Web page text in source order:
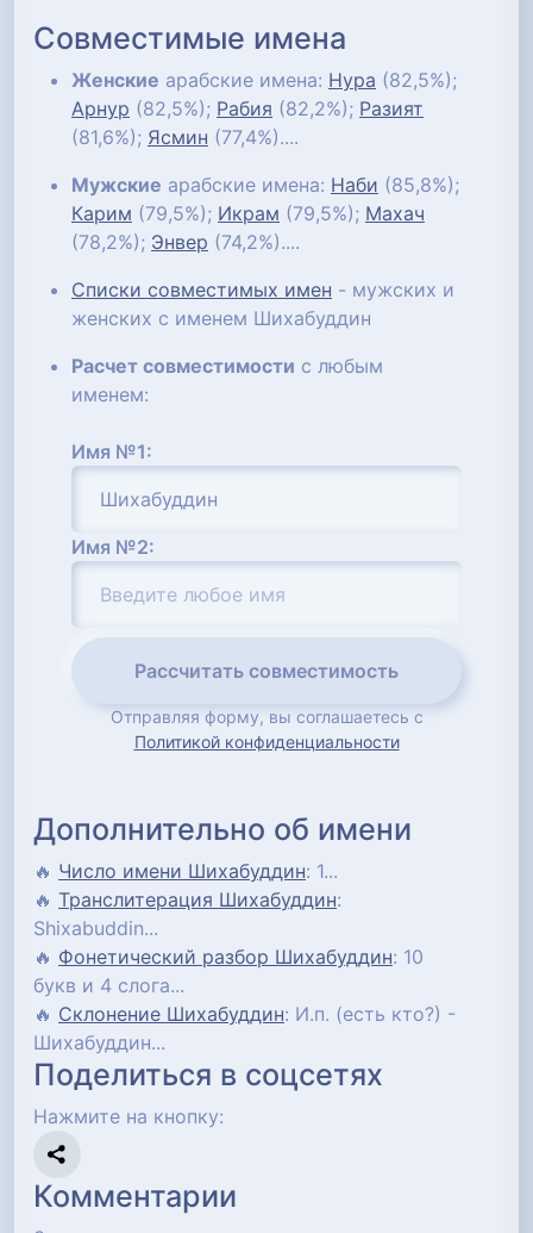
Совместимые имена
Женские арабские имена: Нура (82,5%);
Арнур (82,5%); Рабия (82,2%); Разият
(81,6%); Ясмин (77,4%)....
Мужские арабские имена: Наби (85,8%);
Карим (79,5%); Икрам (79,5%); Махач
(78,2%); Энвер (74,2%)....
Списки совместимых имен - мужских и
женских с именем Шихабуддин
Расчет совместимости с любым
именем:
Имя №1:
Имя №2:
Рассчитать совместимость
Отправляя форму, вы соглашаетесь с
Политикой конфиденциальности
Дополнительно об имени
🔥 Число имени Шихабуддин: 1...
🔥 Транслитерация Шихабуддин:
Shixabuddin...
🔥 Фонетический разбор Шихабуддин: 10
букв и 4 слога...
🔥 Склонение Шихабуддин: И.п. (есть кто?) -
Шихабуддин...
Поделиться в соцсетях
Нажмите на кнопку:
Комментарии